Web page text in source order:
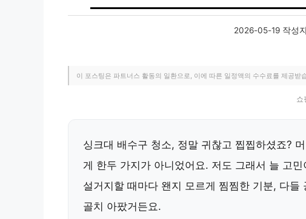
2026-05-19 작성
이 포스팅은 파트너스 활동의 일환으로, 이에 따른 일정액의 수수료를 제공받
쇼
싱크대 배수구 청소, 정말 귀찮고 찝찝하셨죠?
게 한두 가지가 아니었어요. 저도 그래서 늘 고민
설거지할 때마다 왠지 모르게 찜찜한 기분, 다
골치 아팠거든요.